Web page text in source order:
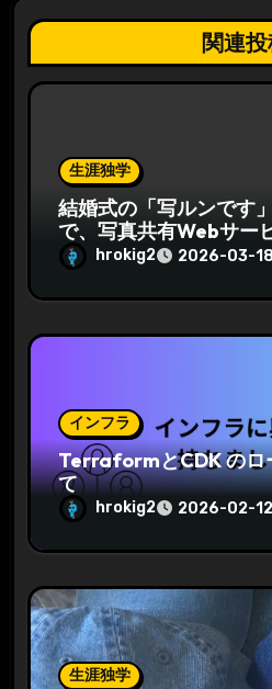
関連
生涯独学
結婚式の「写ルンです
で、写真共有Webサー
hrokig2 2026-03-18
インフラ
TerraformとCDK のロ
て
hrokig2 2026-02-12
生涯独学